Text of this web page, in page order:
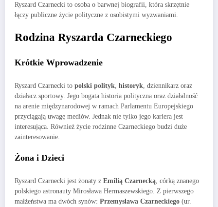
Ryszard Czarnecki to osoba o barwnej biografii, która skrzętnie
łączy publiczne życie polityczne z osobistymi wyzwaniami.
Rodzina Ryszarda Czarneckiego
Krótkie Wprowadzenie
Ryszard Czarnecki to polski polityk historyk , dziennikarz oraz
działacz sportowy. Jego bogata historia polityczna oraz działalność
na arenie międzynarodowej w ramach Parlamentu Europejskiego
przyciągają uwagę mediów. Jednak nie tylko jego kariera jest
interesująca. Również życie rodzinne Czarneckiego budzi duże
zainteresowanie.
Żona i Dzieci
Ryszard Czarnecki jest żonaty z Emilią Czarnecką , córką znanego
polskiego astronauty Mirosława Hermaszewskiego. Z pierwszego
małżeństwa ma dwóch synów: Przemysława Czarneckiego (ur.